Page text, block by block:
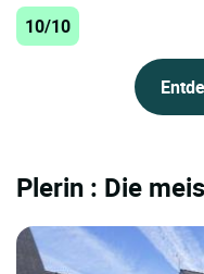
10/10
Plerin : Die